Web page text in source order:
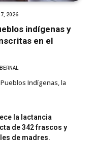
7, 2026
indígenas y
en el
Indígenas, la
la lactancia
de 342 frascos y
de madres.